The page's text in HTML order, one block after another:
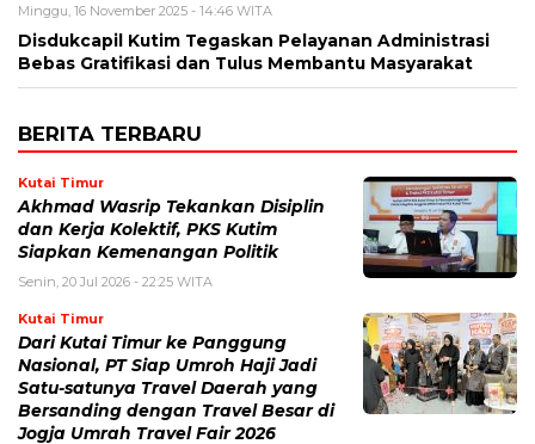
Minggu, 16 November 2025 - 14:46 WITA
Disdukcapil Kutim Tegaskan Pelayanan Administrasi
Bebas Gratifikasi dan Tulus Membantu Masyarakat
BERITA TERBARU
Kutai Timur
Akhmad Wasrip Tekankan Disiplin
dan Kerja Kolektif, PKS Kutim
Siapkan Kemenangan Politik
Senin, 20 Jul 2026 - 22:25 WITA
Kutai Timur
Dari Kutai Timur ke Panggung
Nasional, PT Siap Umroh Haji Jadi
Satu-satunya Travel Daerah yang
Bersanding dengan Travel Besar di
Jogja Umrah Travel Fair 2026